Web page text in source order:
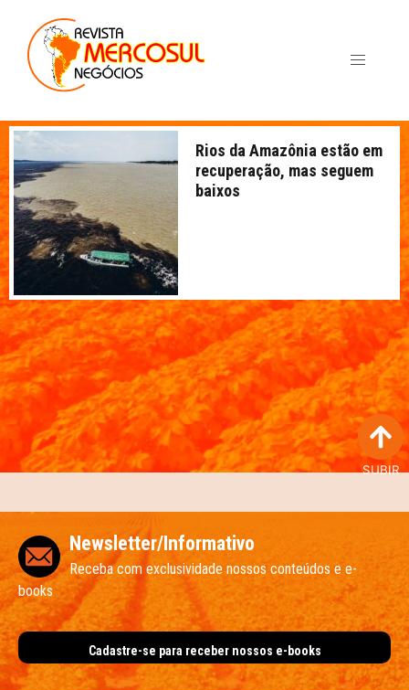
Rios da Amazônia estão em
recuperação, mas seguem
baixos
SUBIR
Newsletter/Informativo
Receba com exclusividade nossos conteúdos e e-
books
Cadastre-se para receber nossos e-books